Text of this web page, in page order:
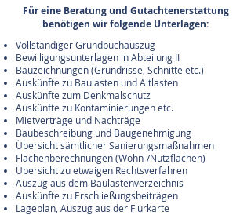
Für eine Beratung und Gutachtenerstattung
benötigen wir folgende Unterlagen:
Vollständiger Grundbuchauszug
Bewilligungsunterlagen in Abteilung II
Bauzeichnungen (Grundrisse, Schnitte etc.)
Auskünfte zu Baulasten und Altlasten
Auskünfte zum Denkmalschutz
Auskünfte zu Kontaminierungen etc.
Mietverträge und Nachträge
Baubeschreibung und Baugenehmigung
Übersicht sämtlicher Sanierungsmaßnahmen
Flächenberechnungen (Wohn-/Nutzflächen)
Übersicht zu etwaigen Rechtsverfahren
Auszug aus dem Baulastenverzeichnis
Auskünfte zu Erschließungsbeiträgen
Lageplan, Auszug aus der Flurkarte